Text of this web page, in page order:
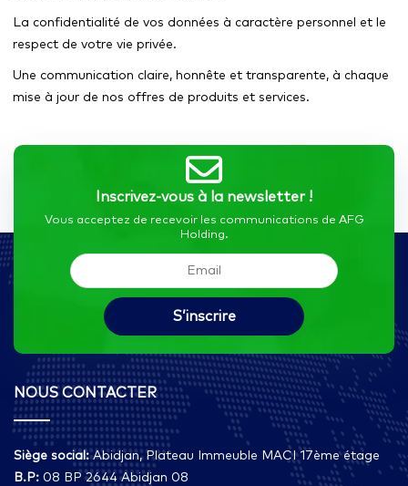
La confidentialité de vos données à caractère personnel et le
respect de votre vie privée.
Une communication claire, honnête et transparente, à chaque
mise à jour de nos offres de produits et services.
Inscrivez-vous à la newsletter !
Vous acceptez de recevoir les communications de AFG
Holding.
NOUS CONTACTER
Siège social:Abidjan, Plateau Immeuble MACI 17ème étage
B.P: 08 BP 2644 Abidjan 08